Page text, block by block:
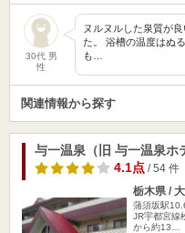
30代 男
性
ヌルヌルした泉質が
た。 浴槽の温度はぬ
も…
関連情報から探す
与一温泉（旧 与一温泉ホ
4.1点/ 54 件
栃木県 /
蒲須坂駅
JR宇都宮線
から約13…